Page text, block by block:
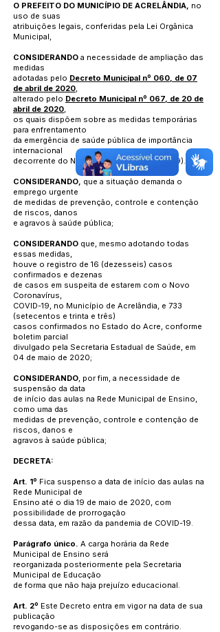
O PREFEITO DO MUNICÍPIO DE ACRELÂNDIA, no
uso de suas
atribuições legais, conferidas pela Lei Orgânica
Municipal,
CONSIDERANDO a necessidade de ampliação das
medidas
adotadas pelo Decreto Municipal nº 060, de 07
de abril de 2020,
alterado pelo Decreto Municipal nº 067, de 20 de
abril de 2020,
os quais dispõem sobre as medidas temporárias
para enfrentamento
da emergência de saúde pública de importância
internacional
decorrente do Novo Coronavírus (COVID-19).
CONSIDERANDO, que a situação demanda o
emprego urgente
de medidas de prevenção, controle e contenção
de riscos, danos
e agravos à saúde pública;
CONSIDERANDO que, mesmo adotando todas
essas medidas,
houve o registro de 16 (dezesseis) casos
confirmados e dezenas
de casos em suspeita de estarem com o Novo
Coronavírus,
COVID-19, no Município de Acrelândia, e 733
(setecentos e trinta e três)
casos confirmados no Estado do Acre, conforme
boletim parcial
divulgado pela Secretaria Estadual de Saúde, em
04 de maio de 2020;
CONSIDERANDO, por fim, a necessidade de
suspensão da data
de início das aulas na Rede Municipal de Ensino,
como uma das
medidas de prevenção, controle e contenção de
riscos, danos e
agravos à saúde pública;
DECRETA:
Art. 1º Fica suspenso a data de início das aulas na
Rede Municipal de
Ensino até o dia 19 de maio de 2020, com
possibilidade de prorrogação
dessa data, em razão da pandemia de COVID-19.
Parágrafo único. A carga horária da Rede
Municipal de Ensino será
reorganizada posteriormente pela Secretaria
Municipal de Educação
de forma que não haja prejuízo educacional.
Art. 2º Este Decreto entra em vigor na data de sua
publicação
revogando-se as disposições em contrário.